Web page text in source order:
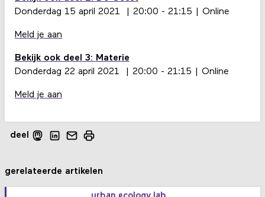
Donderdag 15 april 2021 | 20:00 - 21:15 | Online
Meld je aan
Bekijk ook deel 3: Materie
Donderdag 22 april 2021 | 20:00 - 21:15 | Online
Meld je aan
deel
gerelateerde artikelen